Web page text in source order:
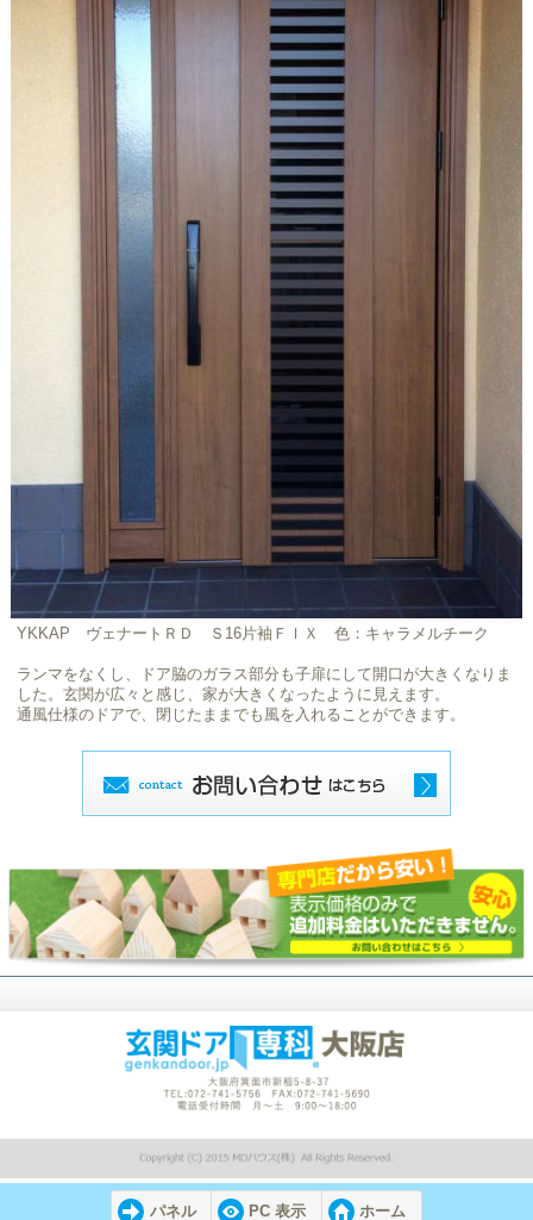
YKKAP ヴェナートＲＤ Ｓ16片袖ＦＩＸ 色：キャラメルチーク
ランマをなくし、ドア脇のガラス部分も子扉にして開口が大きくなりま
した。玄関が広々と感じ、家が大きくなったように見えます。
通風仕様のドアで、閉じたままでも風を入れることができます。
パネル PC 表示 ホーム